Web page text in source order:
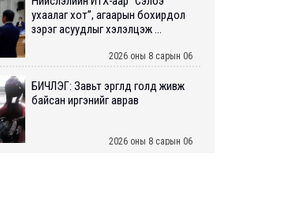
ухаалаг хот”, агаарын бохирдол
зэрэг асуудлыг хэлэлцэж ...
2026 оны 8 сарын 06
БИЧЛЭГ: Завьт эргүүлүүд голд живж
байсан иргэнийг аврав
2026 оны 8 сарын 06